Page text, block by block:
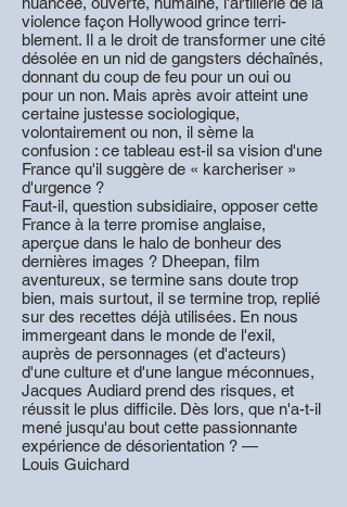
violence ­façon Hollywood grince terri­
blement. Il a le droit de transformer une cité
désolée en un nid de gangsters ­déchaînés,
donnant du coup de feu pour un oui ou
pour un non. Mais après avoir atteint une
certaine justesse sociologique,
volontairement ou non, il sème la
confusion : ce tableau est-il sa vision d'une
France qu'il suggère de « karcheriser »
d'urgence ?
Faut-il, question subsidiaire, opposer cette
France à la terre promise anglaise,
aperçue dans le halo de bonheur des
dernières images ? Dheepan, film
aventureux, se termine sans doute trop
bien, mais surtout, il se termine trop, replié
sur des recettes déjà utilisées. En nous
immergeant dans le monde de l'exil,
auprès de personnages (et d'acteurs)
d'une culture et d'une langue méconnues,
Jacques Audiard prend des risques, et
réussit le plus difficile. Dès lors, que n'a-t-il
mené jusqu'au bout cette passionnante
expérience de désorientation ? —
Louis Guichard